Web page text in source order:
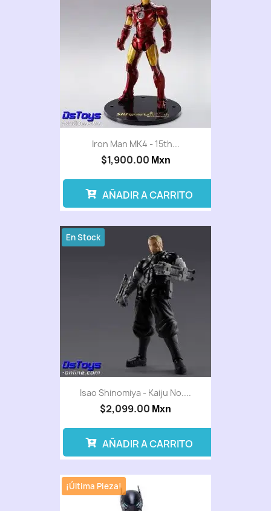
Iron Man MK4 - 15th...
$1,900.00 Mxn
AÑADIR A CARRITO
Isao Shinomiya - Kaiju No....
$2,099.00 Mxn
En Stock
AÑADIR A CARRITO
¡Última Pieza!